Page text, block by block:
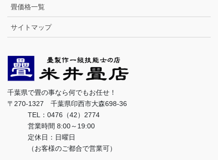
畳価格一覧
サイトマップ
千葉県で畳の事なら何でもお任せ！
〒270-1327 千葉県印西市大森698-36
TEL：0476（42）2774
営業時間 8:00～19:00
定休日：日曜日
（お客様のご都合で営業可）